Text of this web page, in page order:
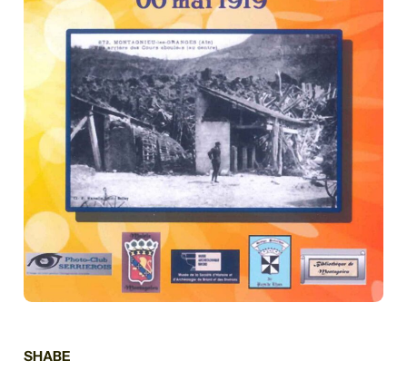
SHABE